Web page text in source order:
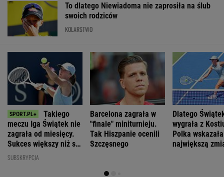
To dlatego Niewiadoma nie zaprosiła na ślub
swoich rodziców
KOLARSTWO
Takiego
meczu Iga Świątek nie
zagrała od miesięcy.
Sukces większy niż się
wydaje
SUBSKRYPCJA
Barcelona zagrała w
"finale" miniturnieju.
Tak Hiszpanie ocenili
Szczęsnego
Dlatego
wygrała z
Polka wskazała
największą